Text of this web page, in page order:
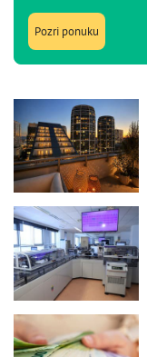
Pozri ponuku